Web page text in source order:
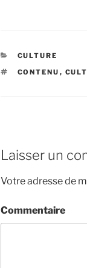
CATÉGORIES
CULTURE
ÉTIQUETTES
CONTENU ,
Laisser un
Votre adresse de
Commentaire